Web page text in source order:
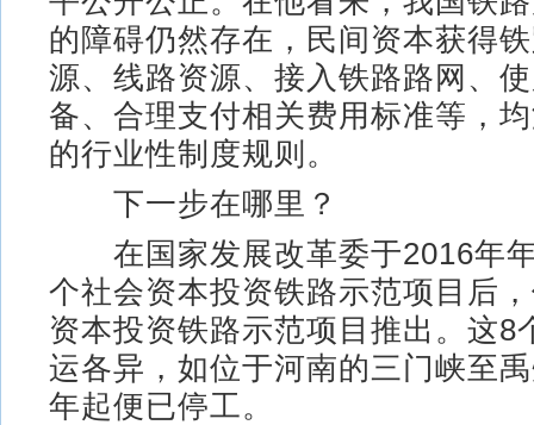
的障碍仍然存在，民间资本获得
源、线路资源、接入铁路路网、
备、合理支付相关费用标准等，
的行业性制度规则。
下一步在哪里？
在国家发展改革委于2016年
个社会资本投资铁路示范项目后
资本投资铁路示范项目推出。这8
运各异，如位于河南的三门峡至
年起便已停工。